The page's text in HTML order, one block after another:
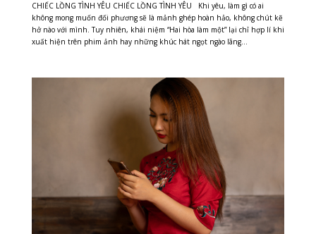
CHIẾC LỒNG TÌNH YÊU CHIẾC LỒNG TÌNH YÊU Khi yêu, làm gì có ai
không mong muốn đối phương sẽ là mảnh ghép hoàn hảo, không chút kẽ
hở nào với mình. Tuy nhiên, khái niệm “Hai hòa làm một” lại chỉ hợp lí khi
xuất hiện trên phim ảnh hay những khúc hát ngọt ngào lãng...